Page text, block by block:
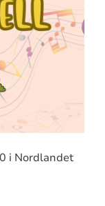
i Nordlandet